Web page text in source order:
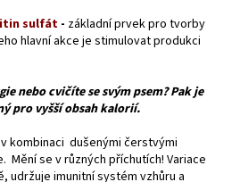
sulfát - základní prvek pro tvorby
hlavní akce je stimulovat produkci
nebo cvičíte se svým psem? Pak je
pro vyšší obsah kalorií.
kombinaci dušenými čerstvými
Mění se v různých příchutích! Variace
udržuje imunitní systém vzhůru a